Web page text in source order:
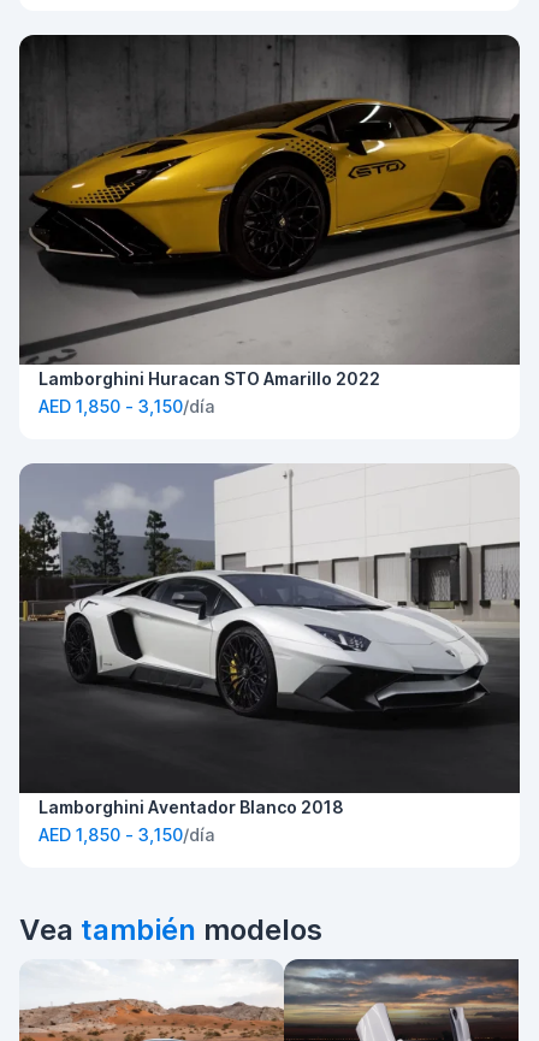
Lamborghini Huracan STO Amarillo 2022
AED 1,850 - 3,150/día
Lamborghini Aventador Blanco 2018
AED 1,850 - 3,150/día
Vea también modelos